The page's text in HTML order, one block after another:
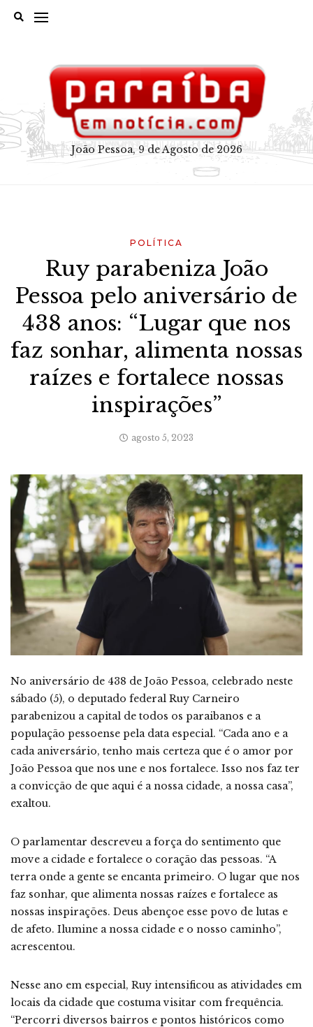
João Pessoa, 9 de Agosto de 2026
POLÍTICA
Ruy parabeniza João
Pessoa pelo aniversário de
438 anos: “Lugar que nos
faz sonhar, alimenta nossas
raízes e fortalece nossas
inspirações”
agosto 5, 2023
No aniversário de 438 de João Pessoa, celebrado neste
sábado (5), o deputado federal Ruy Carneiro
parabenizou a capital de todos os paraibanos e a
população pessoense pela data especial. “Cada ano e a
cada aniversário, tenho mais certeza que é o amor por
João Pessoa que nos une e nos fortalece. Isso nos faz ter
a convicção de que aqui é a nossa cidade, a nossa casa”,
exaltou.
O parlamentar descreveu a força do sentimento que
move a cidade e fortalece o coração das pessoas. “A
terra onde a gente se encanta primeiro. O lugar que nos
faz sonhar, que alimenta nossas raízes e fortalece as
nossas inspirações. Deus abençoe esse povo de lutas e
de afeto. Ilumine a nossa cidade e o nosso caminho”,
acrescentou.
Nesse ano em especial, Ruy intensificou as atividades em
locais da cidade que costuma visitar com frequência.
“Percorri diversos bairros e pontos históricos como